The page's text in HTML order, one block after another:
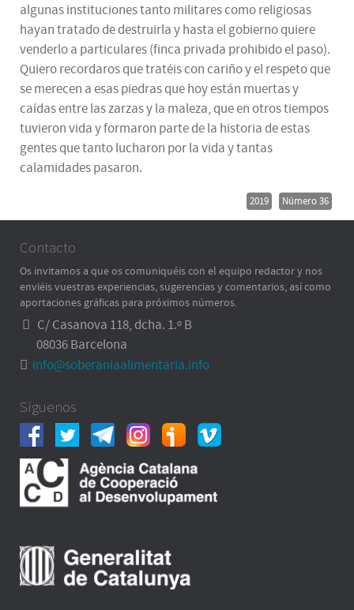
algunas instituciones tanto militares como religiosas
hayan tratado de destruirla y hasta el gobierno quiere
venderlo a particulares (finca privada prohibido el paso).
Quiero recordaros que tratéis con cariño y el respeto que
se merecen a esas piedras que hoy están muertas y
caídas entre las zarzas y la maleza, que en otros tiempos
tuvieron vida y formaron parte de la historia de estas
gentes que tanto lucharon por la vida y tantas
calamidades pasaron.
2019 Número 36
Contacto
Os invitamos a que os comuniquéis con el equipo redactor y nos
enviéis vuestras experiencias, sugerencias y comentarios, así como
aportaciones gráficas para próximos números.
C/ Casanova 118, dcha. 1.º B
08036 Barcelona
info@soberaniaalimentaria.info
Síguenos